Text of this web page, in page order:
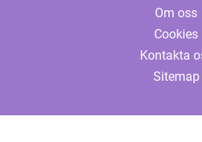
Om oss
Cookies
Kontakta
Sitemap